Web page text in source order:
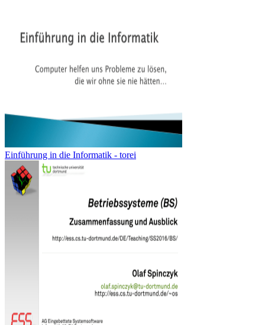
Einführung in die Informatik - torei